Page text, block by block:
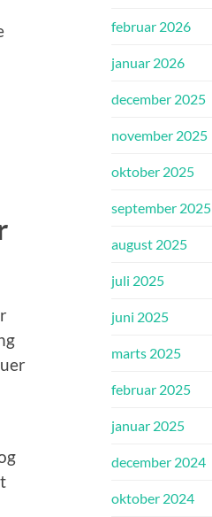
februar 2026
januar 2026
december 2025
november 2025
oktober 2025
september 2025
august 2025
juli 2025
juni 2025
marts 2025
februar 2025
januar 2025
december 2024
oktober 2024